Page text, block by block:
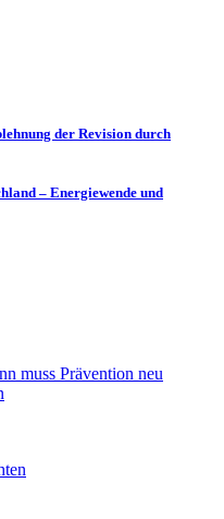
der Revision durch
– Energiewende und